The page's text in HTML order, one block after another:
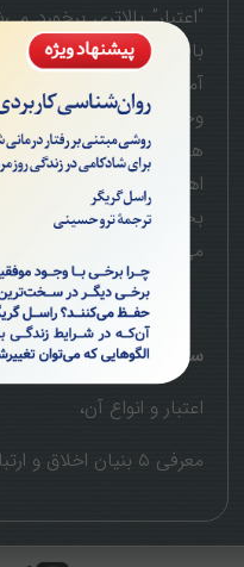
“اعتبار” بالاتری
بالاتر است. اما “اخلاق
آموزش داده می‌شود که
وجوه متمایزی است و
هیچ کسی بهتر از یک فرد
اهمیت این اعتبار
بحران‌های بزرگ بیش از
می‌دهد.
سرفصل‌ها:
اعتبار و انواع آن،
معرفی ۵ بنیان اخلاق و ارتباط هر یک با موفقیت شغل…